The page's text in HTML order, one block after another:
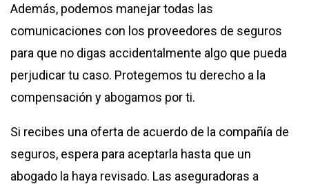
Además, podemos manejar todas las
comunicaciones con los proveedores de seguros
para que no digas accidentalmente algo que pueda
perjudicar tu caso. Protegemos tu derecho a la
compensación y abogamos por ti.
Si recibes una oferta de acuerdo de la compañía de
seguros, espera para aceptarla hasta que un
abogado la haya revisado. Las aseguradoras a